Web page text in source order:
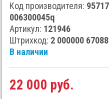
Код производителя:
006300045q
Артикул: 121946
Штрихкод: 2 000000
В наличии
22 000 руб.